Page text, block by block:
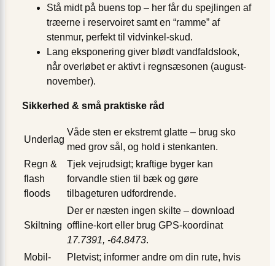
Stå midt på buens top – her får du spejlingen af
træerne i reservoiret samt en “ramme” af
stenmur, perfekt til vidvinkel-skud.
Lang eksponering giver blødt vandfaldslook,
når overløbet er aktivt i regnsæsonen (august-
november).
Sikkerhed & små praktiske råd
Underlag
Våde sten er ekstremt glatte – brug sko
med grov sål, og hold i stenkanten.
Regn &
flash
floods
Tjek vejrudsigt; kraftige byger kan
forvandle stien til bæk og gøre
tilbageturen udfordrende.
Skiltning
Der er næsten ingen skilte – download
offline-kort eller brug GPS-koordinat
17.7391, -64.8473.
Mobil­
Pletvist; informer andre om din rute, hvis